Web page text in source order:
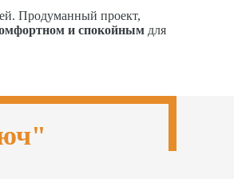
Продуманный проект,
и спокойным для